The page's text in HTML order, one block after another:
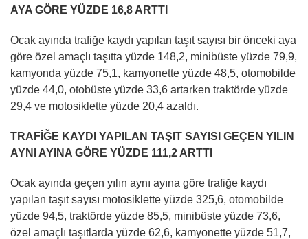
AYA GÖRE YÜZDE 16,8 ARTTI
Ocak ayında trafiğe kaydı yapılan taşıt sayısı bir önceki aya
göre özel amaçlı taşıtta yüzde 148,2, minibüste yüzde 79,9,
kamyonda yüzde 75,1, kamyonette yüzde 48,5, otomobilde
yüzde 44,0, otobüste yüzde 33,6 artarken traktörde yüzde
29,4 ve motosiklette yüzde 20,4 azaldı.
TRAFİĞE KAYDI YAPILAN TAŞIT SAYISI GEÇEN YILIN
AYNI AYINA GÖRE YÜZDE 111,2 ARTTI
Ocak ayında geçen yılın aynı ayına göre trafiğe kaydı
yapılan taşıt sayısı motosiklette yüzde 325,6, otomobilde
yüzde 94,5, traktörde yüzde 85,5, minibüste yüzde 73,6,
özel amaçlı taşıtlarda yüzde 62,6, kamyonette yüzde 51,7,